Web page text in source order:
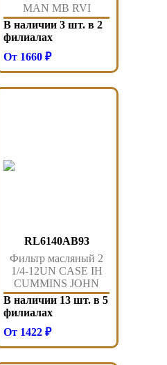
MAN MB RVI
SCANIA VOLVO
75044 Auger
В наличии 3 шт. в 2
филиалах
От 1660 ₽
RL6140AB93
Фильтр масляный 2
1/4-12UN CASE IH
CUMMINS JOHN
DEERE NEW
HOLLAND Sorl
В наличии 13 шт. в 5
филиалах
От 1422 ₽